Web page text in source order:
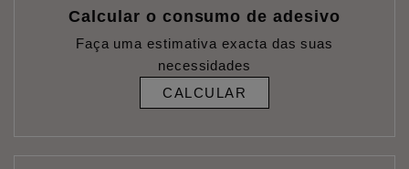
Calcular o consumo de adesivo
Faça uma estimativa exacta das suas
necessidades
CALCULAR